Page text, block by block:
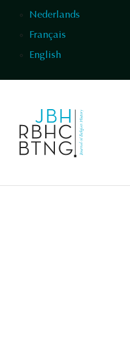
Nederlands
Français
English